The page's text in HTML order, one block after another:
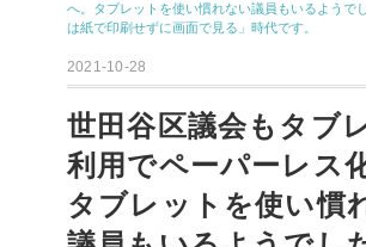
へ。タブレットを使い慣れない議員もいるようで
は紙で印刷せずに画面で見る」時代です。
2021-10-28
世田谷区議会もタブ
利用でペーパーレス
タブレットを使い慣